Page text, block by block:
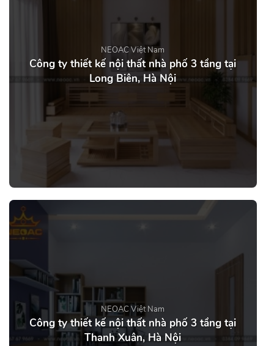
NEOAC Việt Nam
Công ty thiết kế nội thất nhà phố 3 tầng tại
Long Biên, Hà Nội
NEOAC Việt Nam
Công ty thiết kế nội thất nhà phố 3 tầng tại
Thanh Xuân, Hà Nội